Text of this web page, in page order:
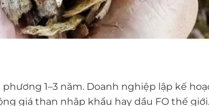
1–3 năm. Doanh nghiệp lập kế
giá than nhập khẩu hay dầu FO thế giới.